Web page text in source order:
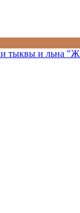
тыквы и льна